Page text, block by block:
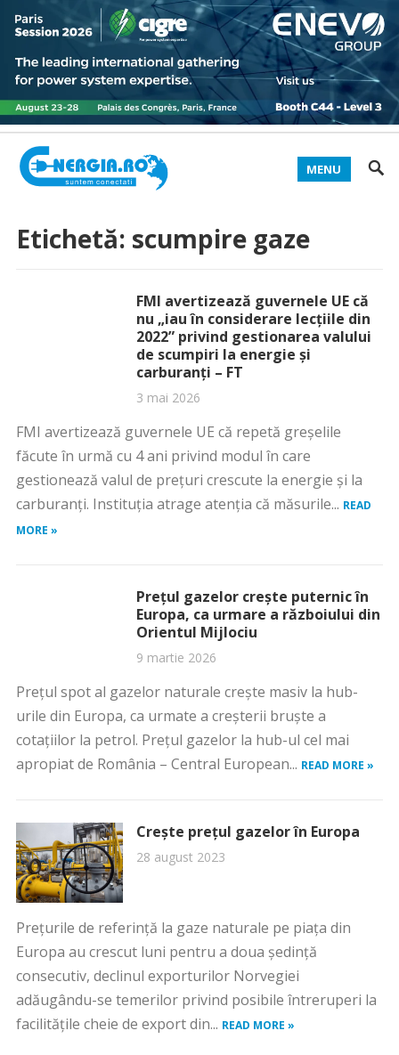
MENU
Etichetă: scumpire gaze
FMI avertizează guvernele UE că
nu „iau în considerare lecțiile din
2022” privind gestionarea valului
de scumpiri la energie și
carburanți – FT
3 mai 2026
FMI avertizează guvernele UE că repetă greșelile
făcute în urmă cu 4 ani privind modul în care
gestionează valul de prețuri crescute la energie și la
carburanți. Instituția atrage atenția că măsurile... READ
MORE »
Prețul gazelor crește puternic în
Europa, ca urmare a războiului din
Orientul Mijlociu
9 martie 2026
Prețul spot al gazelor naturale crește masiv la hub-
urile din Europa, ca urmate a creșterii bruște a
cotațiilor la petrol. Prețul gazelor la hub-ul cel mai
apropiat de România – Central European... READ MORE »
Crește prețul gazelor în Europa
28 august 2023
Preţurile de referinţă la gaze naturale pe piaţa din
Europa au crescut luni pentru a doua şedinţă
consecutiv, declinul exporturilor Norvegiei
adăugându-se temerilor privind posibile întreruperi la
facilităţile cheie de export din... READ MORE »